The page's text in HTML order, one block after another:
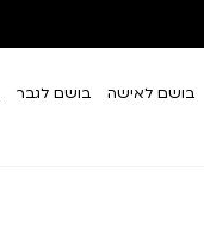
בושם לאישה בושם לגבר